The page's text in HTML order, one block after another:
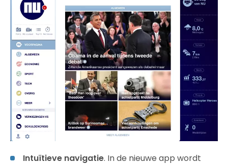
Intuïtieve navigatie. In de nieuwe app wordt